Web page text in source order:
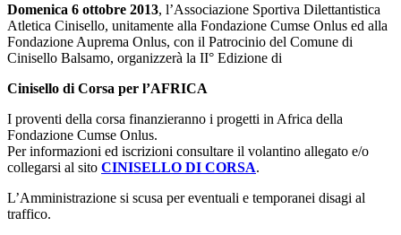
Domenica 6 ottobre 2013, l’Associazione Sportiva Dilettantistica
Atletica Cinisello, unitamente alla Fondazione Cumse Onlus ed alla
Fondazione Auprema Onlus, con il Patrocinio del Comune di
Cinisello Balsamo, organizzerà la II° Edizione di
Cinisello di Corsa per l’AFRICA
I proventi della corsa finanzieranno i progetti in Africa della
Fondazione Cumse Onlus.
Per informazioni ed iscrizioni consultare il volantino allegato e/o
collegarsi al sito CINISELLO DI CORSA.
L’Amministrazione si scusa per eventuali e temporanei disagi al
traffico.